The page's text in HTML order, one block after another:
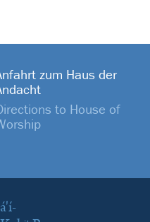
zum Haus der
to House of